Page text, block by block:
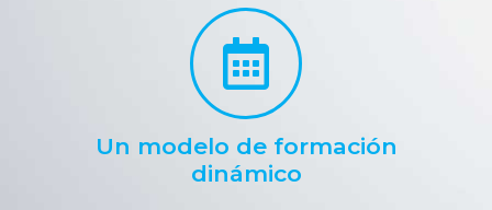
Un modelo de formación
dinámico